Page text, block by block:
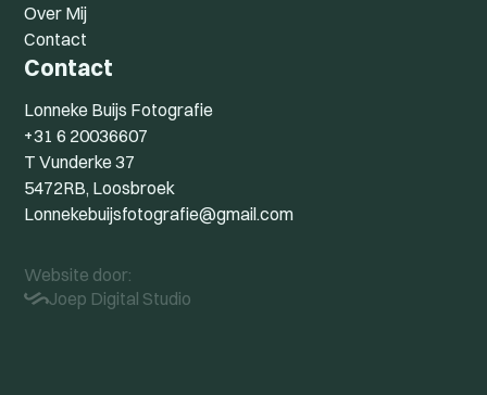
Over Mij
Contact
Contact
Lonneke Buijs Fotografie
+31 6 20036607
T Vunderke 37
5472RB, Loosbroek
Lonnekebuijsfotografie@gmail.com
Website door:
Joep Digital Studio